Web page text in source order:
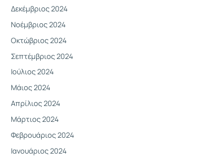
Δεκέμβριος 2024
Νοέμβριος 2024
Οκτώβριος 2024
Σεπτέμβριος 2024
Ιούλιος 2024
Μάιος 2024
Απρίλιος 2024
Μάρτιος 2024
Φεβρουάριος 2024
Ιανουάριος 2024